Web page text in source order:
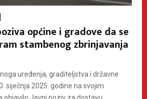
općine i gradove da se
stambenog zbrinjavanja
uređenja, graditeljstva i državne
siječnja 2025. godine na svojim